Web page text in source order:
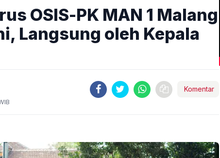
OSIS-PK MAN 1 Malang
Langsung oleh Kepala
Komentar